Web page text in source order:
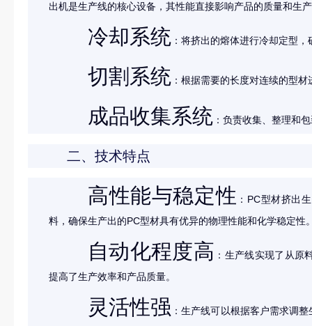
出机是生产线的核心设备，其性能直接影响产品的质量和生
冷却系统 ：将挤出的熔体进行冷却定型
切割系统 ：根据需要的长度对连续的型
成品收集系统 ：负责收集、整理和
二、技术特点
高性能与稳定性 ：PC型材挤出
料，确保生产出的PC型材具有优异的物理性能和化学稳定性
自动化程度高 ：生产线实现了从原
提高了生产效率和产品质量。
灵活性强 ：生产线可以根据客户需求调